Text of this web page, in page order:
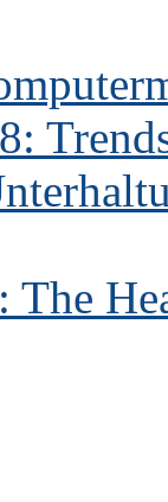
The